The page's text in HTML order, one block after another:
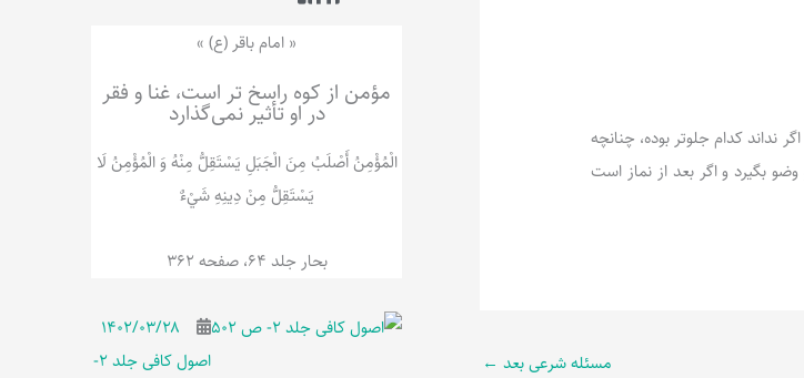
ه
نداند کدام جلوتر بوده، چنانچه
بگیرد و اگر بعد از نماز است
مسئله شرعی بعد ←
« امام باقر (ع) »
مؤمن از کوه راسخ تر است، غنا و فقر
در او تأثیر نمی‌گذارد
الْمُؤْمِنُ‌ أَصْلَبُ‌ مِنَ‌ الْجَبَلِ‌ یَسْتَقِلُّ مِنْهُ وَ الْمُؤْمِنُ لَا
يَسْتَقِلُّ مِنْ دِينِهِ شَيْ‌ءٌ
بحار جلد 64، صفحه 362
۱۴۰۲/۰۳/۲۸
اصول کافی جلد 2-